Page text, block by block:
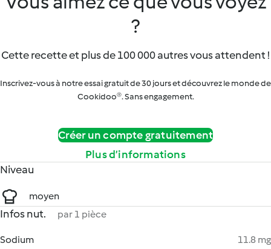
?
Cette recette et plus de 100 000 autres vous attendent !
Inscrivez-vous à notre essai gratuit de 30 jours et découvrez le monde de
Cookidoo®. Sans engagement.
Créer un compte gratuitement
Plus d’informations
Niveau
moyen
Infos nut. par 1 pièce
Sodium
11.8 mg